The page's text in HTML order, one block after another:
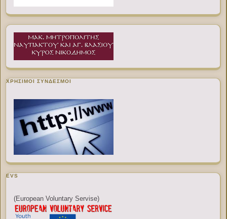
ΧΡΉΣΙΜΟΙ ΣΎΝΔΕΣΜΟΙ
EVS
(European Voluntary Servise)